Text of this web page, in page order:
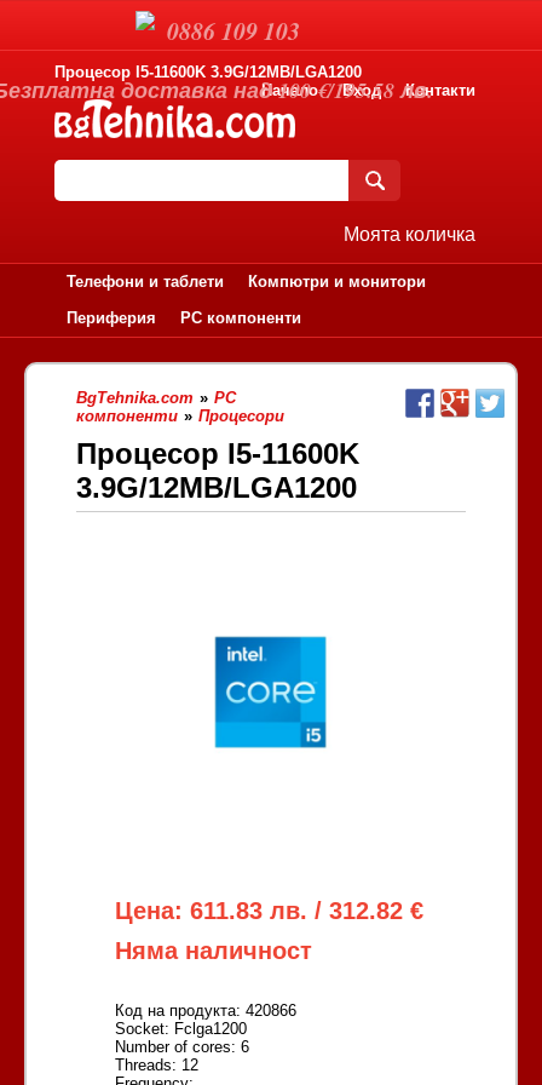
Процесор I5-11600K 3.9G/12MB/LGA1200
Начало
Вход Контакти
Моята количка
Телефони и таблети
Компютри и монитори
Периферия
PC компоненти
BgTehnika.com » PC
компоненти » Процесори
Процесор I5-11600K
3.9G/12MB/LGA1200
Цена: 611.83 лв. / 312.82 €
Няма наличност
Код на продукта: 420866
Socket: Fclga1200
Number of cores: 6
Threads: 12
0886 109 103
доставка над 100 €/195.58 лв.